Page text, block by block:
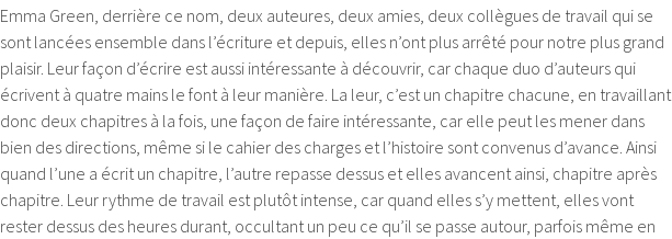
Emma Green, derrière ce nom, deux auteures, deux amies, deux collègues de travail qui se
sont lancées ensemble dans l’écriture et depuis, elles n’ont plus arrêté pour notre plus grand
plaisir. Leur façon d’écrire est aussi intéressante à découvrir, car chaque duo d’auteurs qui
écrivent à quatre mains le font à leur manière. La leur, c’est un chapitre chacune, en travaillant
donc deux chapitres à la fois, une façon de faire intéressante, car elle peut les mener dans
bien des directions, même si le cahier des charges et l’histoire sont convenus d’avance. Ainsi
quand l’une a écrit un chapitre, l’autre repasse dessus et elles avancent ainsi, chapitre après
chapitre. Leur rythme de travail est plutôt intense, car quand elles s’y mettent, elles vont
rester dessus des heures durant, occultant un peu ce qu’il se passe autour, parfois même en